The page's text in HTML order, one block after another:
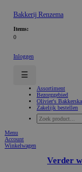
Bakkerij Renzema
Items:
0
Inloggen
☰
Assortiment
Bezorggebied
Olivier's
Zakelijk bestellen
Menu
Account
Winkelwagen
Verder